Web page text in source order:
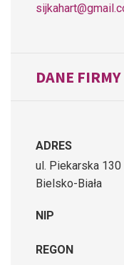
DANE FIRMY
ADRES
ul. Piekarska 130
Bielsko-Biała
NIP
REGON